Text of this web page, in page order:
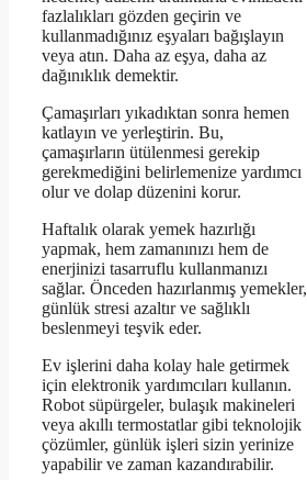
fazlalıkları gözden geçirin ve
kullanmadığınız eşyaları bağışlayın
veya atın. Daha az eşya, daha az
dağınıklık demektir.
Çamaşırları yıkadıktan sonra hemen
katlayın ve yerleştirin. Bu,
çamaşırların ütülenmesi gerekip
gerekmediğini belirlemenize yardımcı
olur ve dolap düzenini korur.
Haftalık olarak yemek hazırlığı
yapmak, hem zamanınızı hem de
enerjinizi tasarruflu kullanmanızı
sağlar. Önceden hazırlanmış yemekler,
günlük stresi azaltır ve sağlıklı
beslenmeyi teşvik eder.
Ev işlerini daha kolay hale getirmek
için elektronik yardımcıları kullanın.
Robot süpürgeler, bulaşık makineleri
veya akıllı termostatlar gibi teknolojik
çözümler, günlük işleri sizin yerinize
yapabilir ve zaman kazandırabilir.